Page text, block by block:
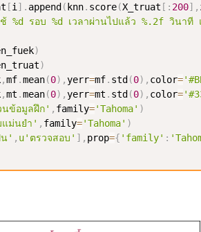
[i ] . append(knn. score(X_truat [ : 200] ,
%d รอบ %d เวลาผ่านไปแล้ว %.2f วินา
)
)
,mf.mean(0) ,yerr=mf. std(0) , color=
,mt .mean(0) ,yerr=mt . std(0) , color=
ข้อมูลฝึก' , family='Tahoma' )
ม่นยำ' , family='Tahoma' )
น' , u'ตรวจสอบ' ] , prop={ 'family' :